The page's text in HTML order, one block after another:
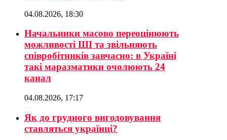
04.08.2026, 18:30
Начальники масово переоцінюють
можливості ШІ та звільняють
співробітників завчасно: в Україні
такі маразматики очолюють 24
канал
04.08.2026, 17:17
Як до грудного вигодовування
ставляться українці?